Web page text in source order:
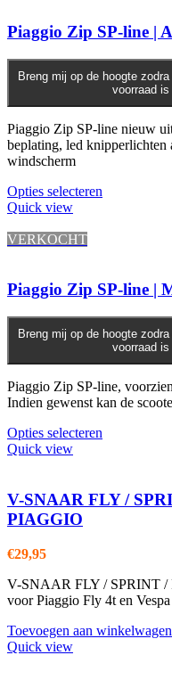
Piaggio Zip SP-line |
Breng mij op de hoogte
voorraad is
Piaggio Zip SP-line nieuw
beplating, led knipperlichten
windscherm
Opties selecteren
Quick view
VERKOCHT
Piaggio Zip SP-line |
Breng mij op de hoogte
voorraad is
Piaggio Zip SP-line,
Indien gewenst kan de
Opties selecteren
Quick view
V-SNAAR FLY /
PIAGGIO
€29,95
V-SNAAR FLY / SPRINT
voor Piaggio Fly 4t en
Toevoegen aan winkelwagen
Quick view